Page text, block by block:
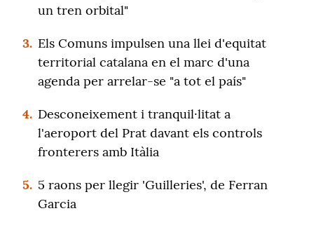
un tren orbital"
3. Els Comuns impulsen una llei d'equitat
territorial catalana en el marc d'una
agenda per arrelar-se "a tot el país"
4. Desconeixement i tranquil·litat a
l'aeroport del Prat davant els controls
fronterers amb Itàlia
5. 5 raons per llegir 'Guilleries', de Ferran
Garcia